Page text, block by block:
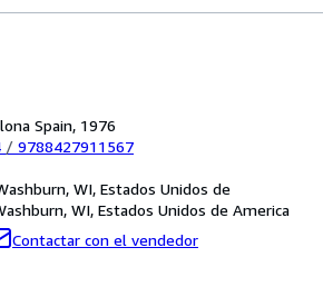
Spain, 1976
/ 9788427911567
WI, Estados Unidos de
WI, Estados Unidos de America
Contactar con el vendedor